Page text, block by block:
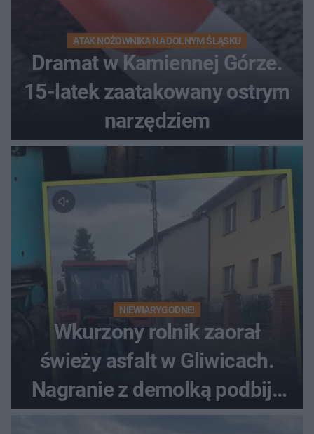
ATAK NOŻOWNIKA NA DOLNYM ŚLĄSKU
Dramat w Kamiennej Górze.
15-latek zaatakowany ostrym
narzędziem
NIEWIARYGODNE!
Wkurzony rolnik zaorał
świeży asfalt w Gliwicach.
Nagranie z demolką podbija
sieć